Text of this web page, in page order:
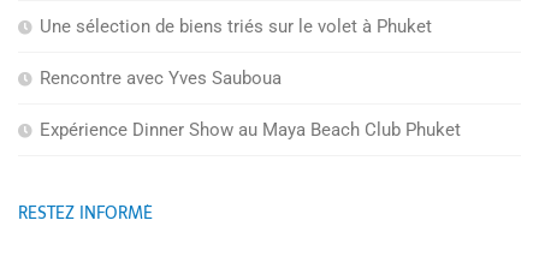
Une sélection de biens triés sur le volet à Phuket
Rencontre avec Yves Sauboua
Expérience Dinner Show au Maya Beach Club Phuket
RESTEZ INFORMÉ